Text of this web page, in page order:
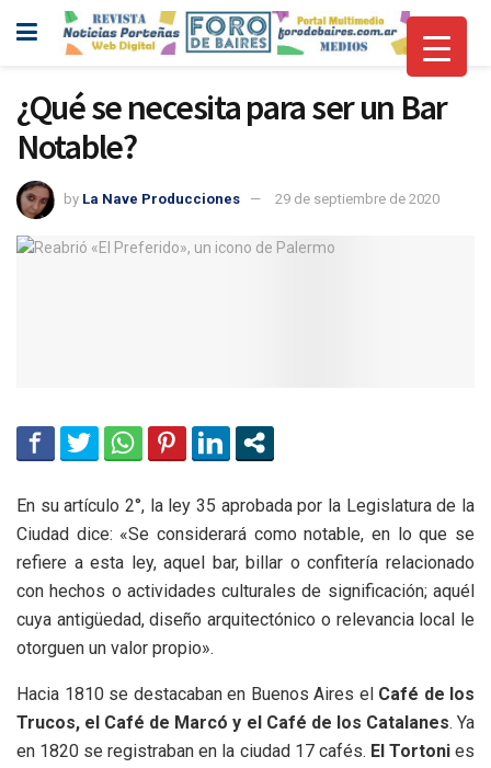
¿Qué se necesita para ser un Bar
Notable?
by La Nave Producciones 29 de septiembre de 2020
En su artículo 2°, la ley 35 aprobada por la Legislatura de la
Ciudad dice: «Se considerará como notable, en lo que se
refiere a esta ley, aquel bar, billar o confitería relacionado
con hechos o actividades culturales de significación; aquél
cuya antigüedad, diseño arquitectónico o relevancia local le
otorguen un valor propio».
Hacia 1810 se destacaban en Buenos Aires el Café de los
Trucos, el Café de Marcó y el Café de los Catalanes. Ya
en 1820 se registraban en la ciudad 17 cafés. El Tortonies